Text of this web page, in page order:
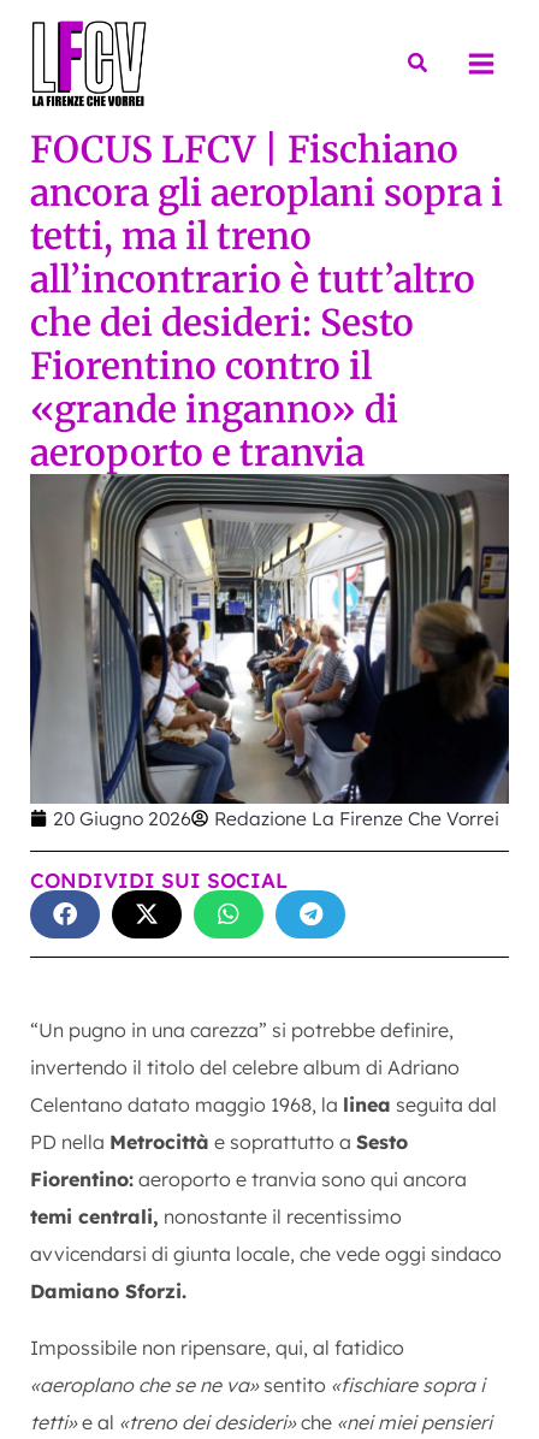
Cerca
FOCUS LFCV | Fischiano
ancora gli aeroplani sopra i
tetti, ma il treno
all’incontrario è tutt’altro
che dei desideri: Sesto
Fiorentino contro il
«grande inganno» di
aeroporto e tranvia
20 Giugno 2026 Redazione La Firenze Che Vorrei
CONDIVIDI SUI SOCIAL
“Un pugno in una carezza” si potrebbe definire,
invertendo il titolo del celebre album di Adriano
Celentano datato maggio 1968, la linea seguita dal
PD nella Metrocittà e soprattutto a Sesto
Fiorentino: aeroporto e tranvia sono qui ancora
temi centrali, nonostante il recentissimo
avvicendarsi di giunta locale, che vede oggi sindaco
Damiano Sforzi.
Impossibile non ripensare, qui, al fatidico
«aeroplano che se ne va»sentito «fischiare sopra i
tetti»e al «treno dei desideri»che «nei miei pensieri